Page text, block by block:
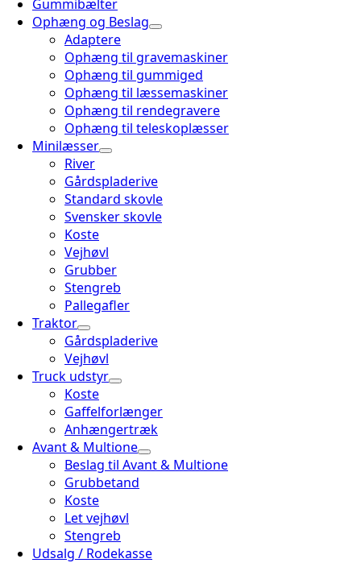
Gummibælter
Ophæng og Beslag
Adaptere
Ophæng til gravemaskiner
Ophæng til gummiged
Ophæng til læssemaskiner
Ophæng til rendegravere
Ophæng til teleskoplæsser
Minilæsser
River
Gårdspladerive
Standard skovle
Svensker skovle
Koste
Vejhøvl
Grubber
Stengreb
Pallegafler
Traktor
Gårdspladerive
Vejhøvl
Truck udstyr
Koste
Gaffelforlænger
Anhængertræk
Avant & Multione
Beslag til Avant & Multione
Grubbetand
Koste
Let vejhøvl
Stengreb
Udsalg / Rodekasse